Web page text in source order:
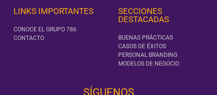
LINKS IMPORTANTES
CONOCE EL GRUPO 786
CONTACTO
SECCIONES
DESTACADAS
BUENAS PRÁCTICAS
CASOS DE ÉXITOS
PERSONAL BRANDING
MODELOS DE NEGOCIO
SÍGUENOS‎